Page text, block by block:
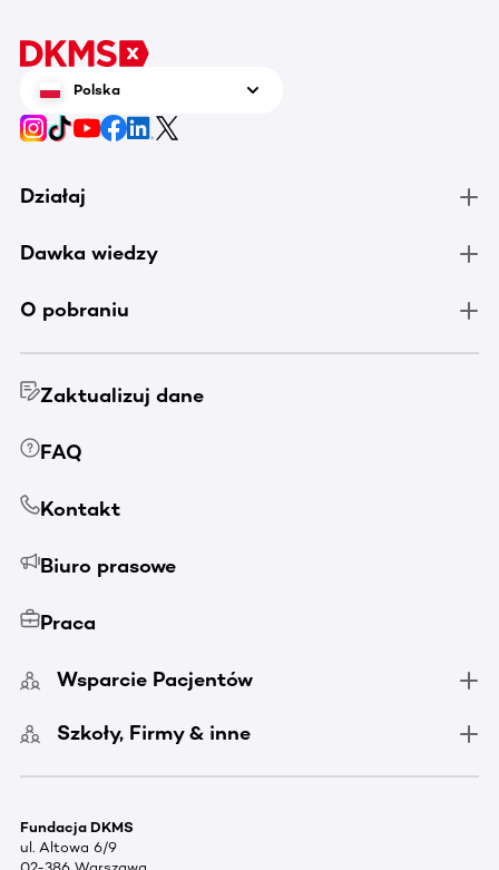
Polska
Działaj
Dawka wiedzy
O pobraniu
Zaktualizuj dane
FAQ
Kontakt
Biuro prasowe
Praca
Wsparcie Pacjentów
Szkoły, Firmy & inne
Fundacja DKMS
ul. Altowa 6/9